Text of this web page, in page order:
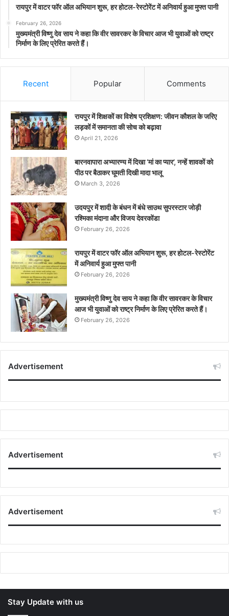
रायपुर में वाटर फॉर ऑल अभियान शुरू, हर होटल-रेस्टोरेंट में अनिवार्य हुआ मुफ्त पानी
February 26, 2026
मुख्यमंत्री विष्णु देव साय ने कहा कि वीर सावरकर के विचार आज भी युवाओं को राष्ट्र
निर्माण के लिए प्रेरित करते हैं।
Recent Popular Comments
रायपुर में शिक्षकों का विशेष प्रशिक्षण: जीवन कौशल के जरिए
लड़कों में समानता की सोच को बढ़ावा
April 21, 2026
बारनवापारा अभ्यारण्य में दिखा ‘मां का प्यार’, नन्हें शावकों को
पीठ पर बैठाकर घूमती दिखी मादा भालू
March 3, 2026
उदयपुर में शादी के बंधन में बंधे साउथ सुपरस्टार जोड़ी
रश्मिका मंदाना और विजय देवरकोंडा
February 26, 2026
रायपुर में वाटर फॉर ऑल अभियान शुरू, हर होटल-रेस्टोरेंट
में अनिवार्य हुआ मुफ्त पानी
February 26, 2026
मुख्यमंत्री विष्णु देव साय ने कहा कि वीर सावरकर के विचार
आज भी युवाओं को राष्ट्र निर्माण के लिए प्रेरित करते हैं।
February 26, 2026
Advertisement
Advertisement
Advertisement
Stay Update with us